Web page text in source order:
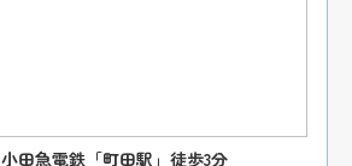
小田急電鉄「町田駅」徒歩3分